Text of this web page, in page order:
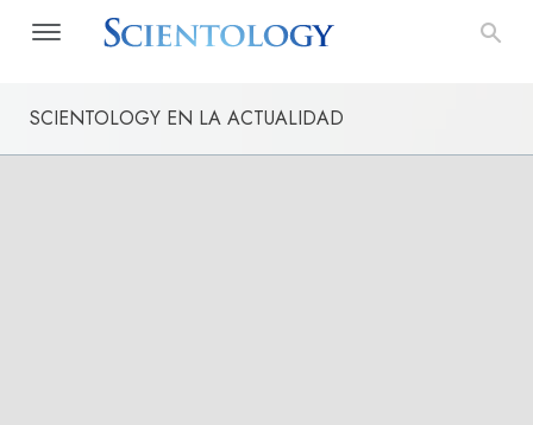
SCIENTOLOGY EN LA ACTUALIDAD